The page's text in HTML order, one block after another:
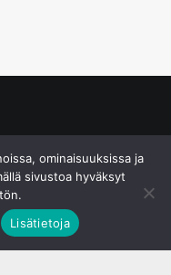
ominaisuuksissa ja
sivustoa hyväksyt
Lisätietoja